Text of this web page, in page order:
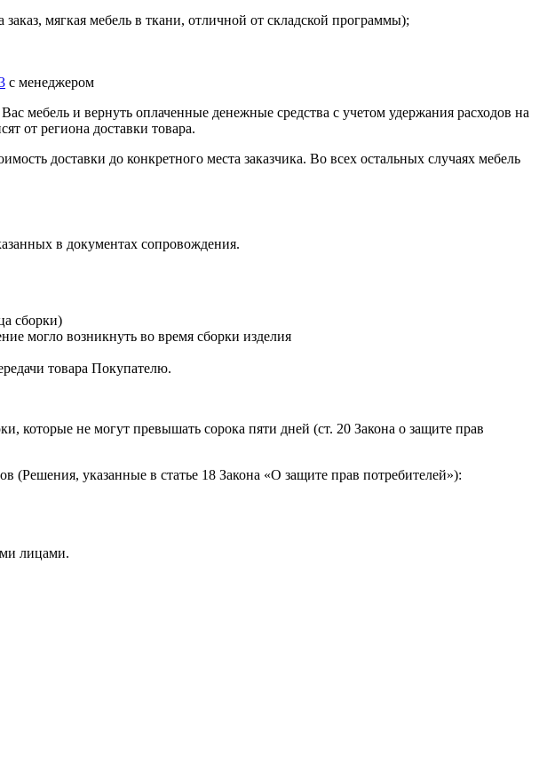
мягкая мебель в ткани, отличной от складской программы);
с менеджером
мебель и вернуть оплаченные денежные средства с учетом удержания расходов на
от региона доставки товара.
доставки до конкретного места заказчика. Во всех остальных случаях мебель
в документах сопровождения.
сборки)
могло возникнуть во время сборки изделия
товара Покупателю.
которые не могут превышать сорока пяти дней (ст. 20 Закона о защите прав
(Решения, указанные в статье 18 Закона «О защите прав потребителей»):
лицами.